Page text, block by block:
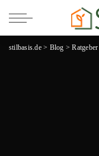
stilbasis.de> Blog >Ratgeber